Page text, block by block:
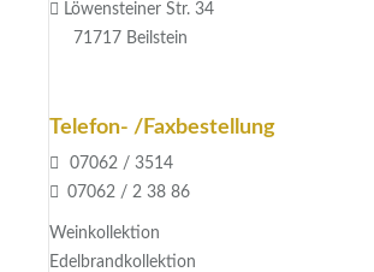
Löwensteiner Str. 34
71717 Beilstein
Telefon- /Faxbestellung
07062 / 3514
07062 / 2 38 86
Weinkollektion
Edelbrandkollektion